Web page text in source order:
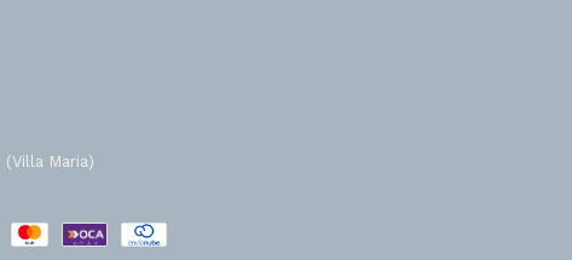
Maria)